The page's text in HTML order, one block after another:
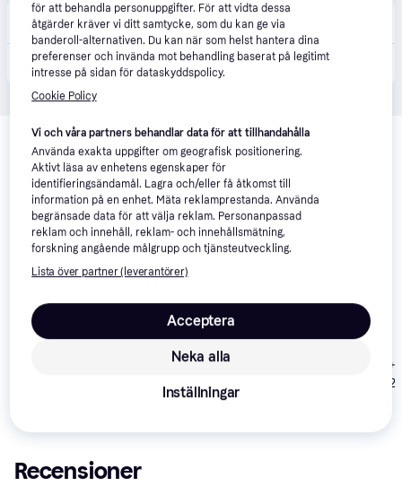
Scandinavian Photo 1.0(3)
Beställningsvara
EOS R6 Mark II + RF 24-105mm f/4-7,1 IS STM 29 990 kr
Relaterade produkter
Vi har plockat fram ett urval av produkter som kanske skulle
intressera dig. Visa alla
Canon EOS R5
105 F4.0 L IS
Nikon D780 +
AF-S Nikkor
Recensioner
för att behandla personuppgifter. För att vidta dessa
åtgärder kräver vi ditt samtycke, som du kan ge via
banderoll-alternativen. Du kan när som helst hantera dina
preferenser och invända mot behandling baserat på legitimt
intresse på sidan för dataskyddspolicy.
Cookie Policy
Vi och våra partners behandlar data för att tillhandahålla
Använda exakta uppgifter om geografisk positionering.
Aktivt läsa av enhetens egenskaper för
identifieringsändamål. Lagra och/eller få åtkomst till
information på en enhet. Mäta reklamprestanda. Använda
begränsade data för att välja reklam. Personanpassad
reklam och innehåll, reklam- och innehållsmätning,
forskning angående målgrupp och tjänsteutveckling.
Lista över partner (leverantörer)
Neka alla
Acceptera
Inställningar